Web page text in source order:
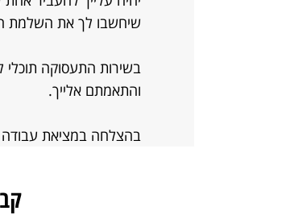
שיחשבו לך את השלמת
בשירות התעסוקה
והתאמתם אלייך.
בהצלחה במציאת עבודה